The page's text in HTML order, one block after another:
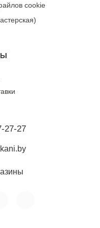
cookie
27-27